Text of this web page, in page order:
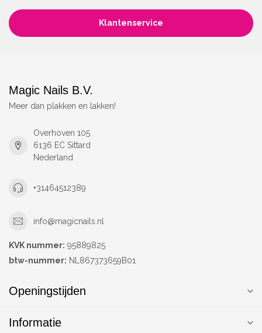
Klantenservice
Magic Nails B.V.
Meer dan plakken en lakken!
Overhoven 105
6136 EC Sittard
Nederland
+31464512389
info@magicnails.nl
KVK nummer: 95889825
btw-nummer: NL867373659B01
Openingstijden
Informatie